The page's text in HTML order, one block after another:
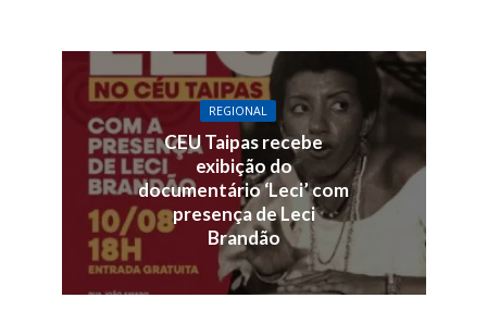
REGIONAL
CEU Taipas recebe
exibição do
documentário ‘Leci’ com
presença de Leci
Brandão